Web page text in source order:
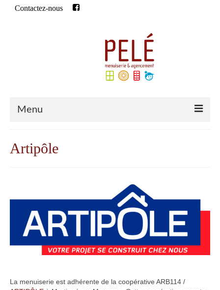
Contactez-nous
Menu
Qui sommes-nous ?
Qualifications de l’entreprise
Domaines d’intervention
Menuiseries intérieures
Agencements & Mobiliers
Artipôle
La menuiserie est adhérente de la coopérative ARB114 /